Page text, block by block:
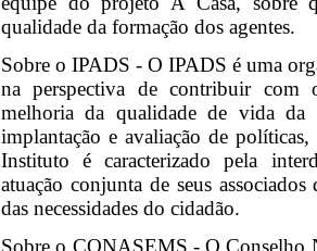
qualidade da formação dos agentes.
Sobre o IPADS - O IPADS é uma
na perspectiva de contribuir com
melhoria da qualidade de vida da
implantação e avaliação de
Instituto é caracterizado pela
atuação conjunta de seus
das necessidades do cidadão.
Sobre o CONASEMS - O Conselho